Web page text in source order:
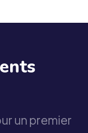
un premier